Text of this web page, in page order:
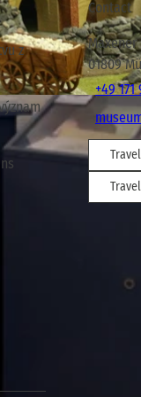
z
Contact
Maxener
01809
+49 171